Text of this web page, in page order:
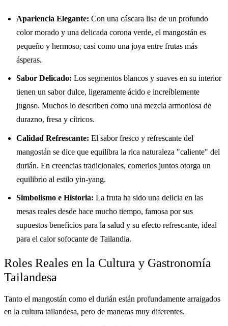
Apariencia Elegante: Con una cáscara lisa de un profundo
color morado y una delicada corona verde, el mangostán es
pequeño y hermoso, casi como una joya entre frutas más
ásperas.
Sabor Delicado: Los segmentos blancos y suaves en su interior
tienen un sabor dulce, ligeramente ácido e increíblemente
jugoso. Muchos lo describen como una mezcla armoniosa de
durazno, fresa y cítricos.
Calidad Refrescante: El sabor fresco y refrescante del
mangostán se dice que equilibra la rica naturaleza "caliente" del
durián. En creencias tradicionales, comerlos juntos otorga un
equilibrio al estilo yin-yang.
Simbolismo e Historia: La fruta ha sido una delicia en las
mesas reales desde hace mucho tiempo, famosa por sus
supuestos beneficios para la salud y su efecto refrescante, ideal
para el calor sofocante de Tailandia.
Roles Reales en la Cultura y Gastronomía
Tailandesa
Tanto el mangostán como el durián están profundamente arraigados
en la cultura tailandesa, pero de maneras muy diferentes.